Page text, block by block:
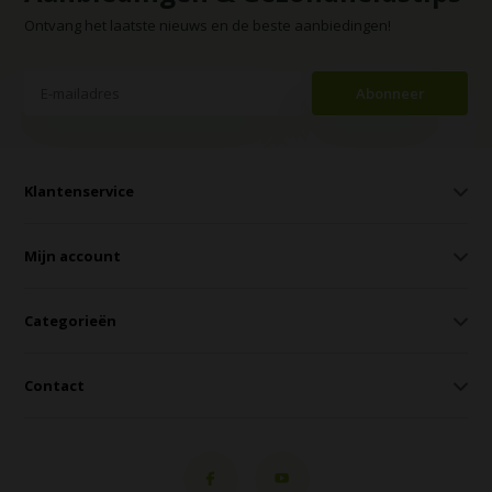
Ontvang het laatste nieuws en de beste aanbiedingen!
Abonneer
Klantenservice
Mijn account
Categorieën
Contact